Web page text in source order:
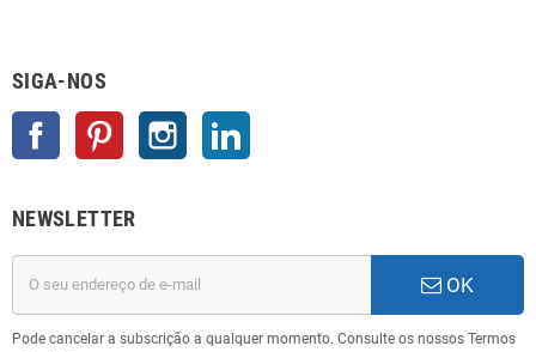
SIGA-NOS
Facebook Pinterest Instagram
NEWSLETTER
OK
Pode cancelar a subscrição a qualquer momento. Consulte os nossos Termos